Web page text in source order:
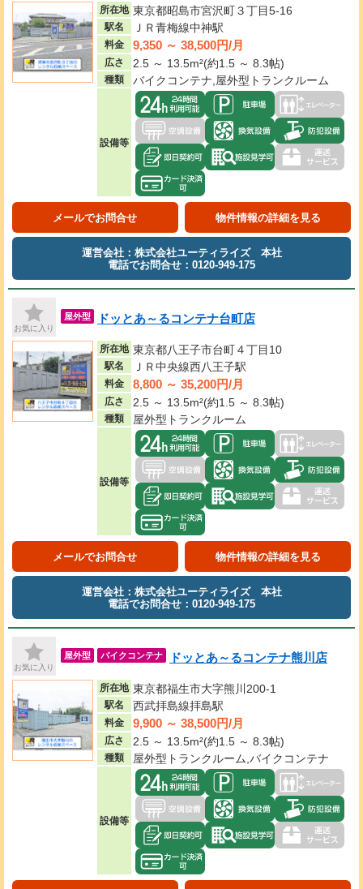
所在地 東京都昭島市宮沢町３丁目5-16
駅名 ＪＲ青梅線中神駅
料金 9,350 ～ 38,500円/月
広さ 2.5 ～ 13.5m²(約1.5 ～ 8.3帖)
種類 バイクコンテナ,屋外型トランクルーム
設備等
メールでお問合せ 物件情報の詳細を見る
運営会社：株式会社ユーティライズ 本社
電話でお問合せ：0120-949-175
お気に入り
屋外型 ドッとあ～るコンテナ台町店
所在地 東京都八王子市台町４丁目10
駅名 ＪＲ中央線西八王子駅
料金 8,800 ～ 35,200円/月
広さ 2.5 ～ 13.5m²(約1.5 ～ 8.3帖)
種類 屋外型トランクルーム
設備等
メールでお問合せ 物件情報の詳細を見る
運営会社：株式会社ユーティライズ 本社
電話でお問合せ：0120-949-175
お気に入り
屋外型 バイクコンテナ ドッとあ～るコンテナ熊川店
所在地 東京都福生市大字熊川200-1
駅名 西武拝島線拝島駅
料金 9,900 ～ 38,500円/月
広さ 2.5 ～ 13.5m²(約1.5 ～ 8.3帖)
種類 屋外型トランクルーム,バイクコンテナ
設備等